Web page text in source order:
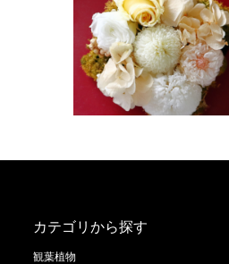
カテゴリから探す
観葉植物